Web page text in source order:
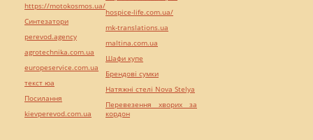
https://motokosmos.ua/
Синтезатори
perevod.agency
agrotechnika.com.ua
europeservice.com.ua
текст юа
Посилання
kievperevod.com.ua
hospice-life.com.ua/
mk-translations.ua
maltina.com.ua
Шафи купе
Брендові сумки
Натяжні стелі Nova Stelya
Перевезення хворих за
кордон